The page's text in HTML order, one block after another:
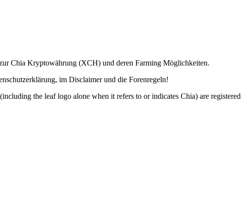
Chia Kryptowährung (XCH) und deren Farming Möglichkeiten.
im Disclaimer und die Forenregeln!
the leaf logo alone when it refers to or indicates Chia) are registered